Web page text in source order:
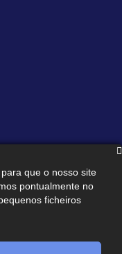
que o nosso site
pontualmente no
ficheiros